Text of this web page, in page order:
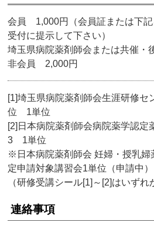
会員 1,000円（会員証または下
受付に提示して下さい）
埼玉県病院薬剤師会または共催・
非会員 2,000円
[1]埼玉県病院薬剤師会生涯研修セ
位 1単位
[2]日本病院薬剤師会病院薬学認定
3 1単位
※日本病院薬剤師会 妊婦・授乳婦
定申請対象講習会1単位（申請中）
（研修受講シール[1]～[2]はいずれ
連絡事項